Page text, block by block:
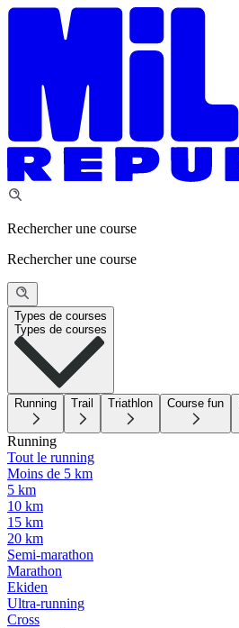
Rechercher une course
Rechercher une course
Types de courses
Types de courses
Running Trail Triathlon Course fun
Running
Tout le running
Moins de 5 km
5 km
10 km
15 km
20 km
Semi-marathon
Marathon
Ekiden
Ultra-running
Cross